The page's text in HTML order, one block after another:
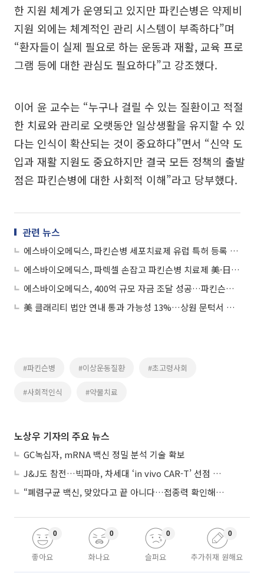
한 지원 체계가 운영되고 있지만 파킨슨병은 약제비
지원 외에는 체계적인 관리 시스템이 부족하다”며
“환자들이 실제 필요로 하는 운동과 재활, 교육 프로
그램 등에 대한 관심도 필요하다”고 강조했다.
이어 윤 교수는 “누구나 걸릴 수 있는 질환이고 적절
한 치료와 관리로 오랫동안 일상생활을 유지할 수 있
다는 인식이 확산되는 것이 중요하다”면서 “신약 도
입과 재활 지원도 중요하지만 결국 모든 정책의 출발
점은 파킨슨병에 대한 사회적 이해”라고 당부했다.
관련 뉴스
에스바이오메딕스, 파킨슨병 세포치료제 유럽 특허 등록 결정…도파민 신경세포 분리 기술 확보
에스바이오메딕스, 파렉셀 손잡고 파킨슨병 치료제 美·日 공략 속도
에스바이오메딕스, 400억 규모 자금 조달 성공…파킨슨병 치료제 美 임상 가속화
美 클래리티 법안 연내 통과 가능성 13%…상원 문턱서 제동
#파킨슨병 #이상운동질환 #초고령사회
#사회적인식 #약물치료
노상우 기자의 주요 뉴스
GC녹십자, mRNA 백신 정밀 분석 기술 확보
J&J도 참전…빅파마, 차세대 ‘in vivo CAR-T’ 선점 경쟁 본격화
“폐렴구균 백신, 맞았다고 끝 아니다…접종력 확인해야”
좋아요
0
화나요
0
슬퍼요
0
추가취재 원해요
0